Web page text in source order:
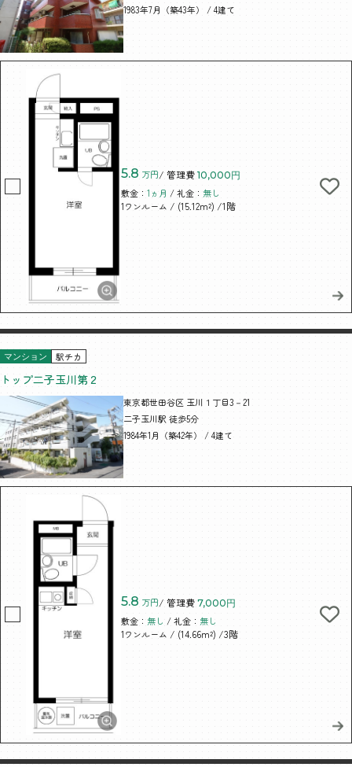
1983年7月（築43年） / 4建て
5.8 万円/ 管理費 10,000円
敷金：1ヵ月 / 礼金： 無し
1ワンルーム / (15.12m²) /1階
マンション 駅チカ
トップ二子玉川第２
東京都世田谷区 玉川１丁目3－21
二子玉川駅 徒歩5分
1984年1月（築42年） / 4建て
5.8 万円/ 管理費 7,000円
敷金： 無し / 礼金： 無し
1ワンルーム / (14.66m²) /3階